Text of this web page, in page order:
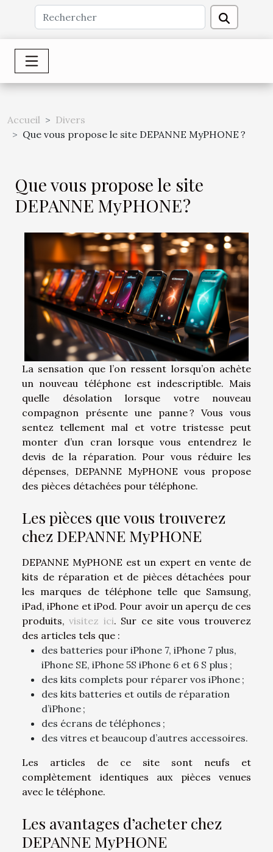
Accueil
Divers
Que vous propose le site DEPANNE MyPHONE ?
Que vous propose le site
DEPANNE MyPHONE ?
La sensation que l’on ressent lorsqu’on achète
un nouveau téléphone est indescriptible. Mais
quelle désolation lorsque votre nouveau
compagnon présente une panne ? Vous vous
sentez tellement mal et votre tristesse peut
monter d’un cran lorsque vous entendrez le
devis de la réparation. Pour vous réduire les
dépenses, DEPANNE MyPHONE vous propose
des pièces détachées pour téléphone.
Les pièces que vous trouverez
chez DEPANNE MyPHONE
DEPANNE MyPHONE est un expert en vente de
kits de réparation et de pièces détachées pour
les marques de téléphone telle que Samsung,
iPad, iPhone et iPod. Pour avoir un aperçu de ces
produits,visitez ici. Sur ce site vous trouverez
des articles tels que :
des batteries pour iPhone 7, iPhone 7 plus,
iPhone SE, iPhone 5S iPhone 6 et 6 S plus ;
des kits complets pour réparer vos iPhone ;
des kits batteries et outils de réparation
d’iPhone ;
des écrans de téléphones ;
des vitres et beaucoup d’autres accessoires.
Les articles de ce site sont neufs et
complètement identiques aux pièces venues
avec le téléphone.
Les avantages d’acheter chez
DEPANNE MyPHONE